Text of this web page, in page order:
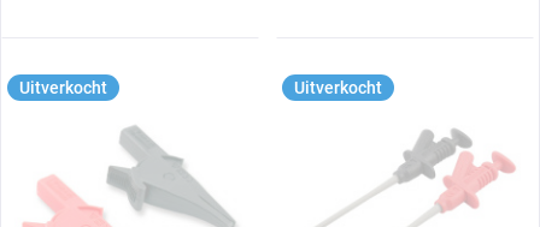
Uitverkocht Uitverkocht